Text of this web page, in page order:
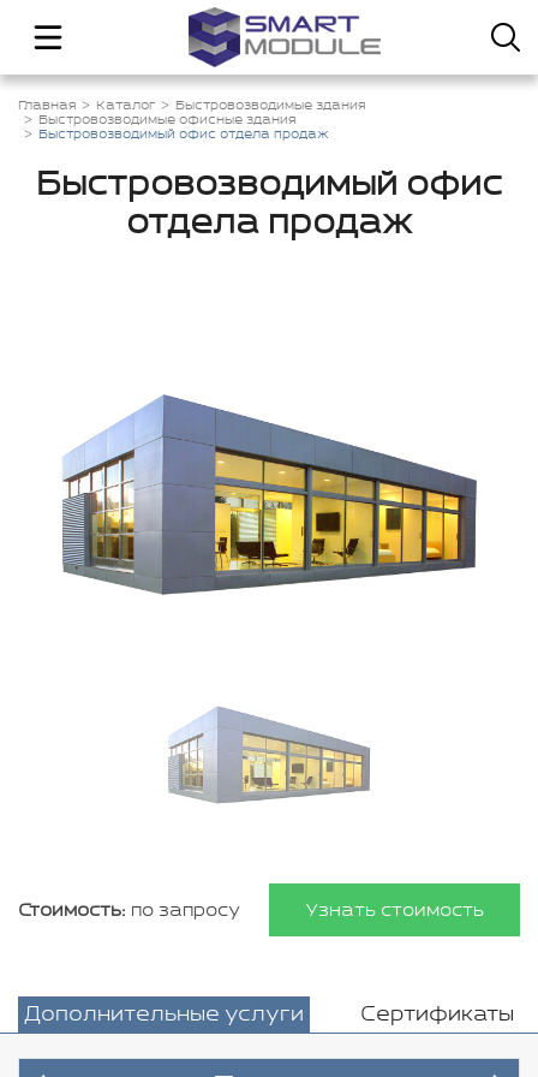
Главная Каталог
Быстровозводимые здания
Быстровозводимые офисные здания
Быстровозводимый офис отдела продаж
Быстровозводимый офис
отдела продаж
Стоимость: по запросу Узнать стоимость
Дополнительные услуги Сертификаты